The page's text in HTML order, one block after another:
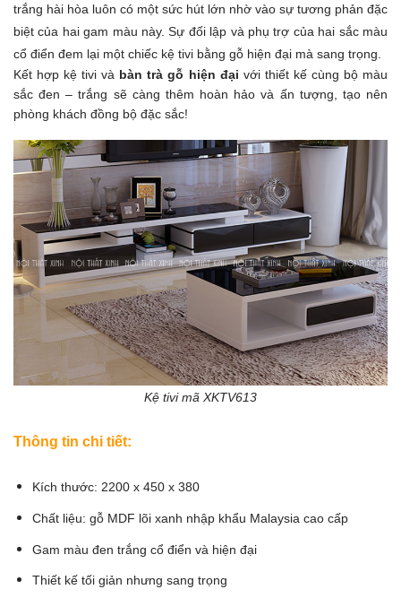
trắng hài hòa luôn có một sức hút lớn nhờ vào sự tương phản đặc
biệt của hai gam màu này. Sự đối lập và phụ trợ của hai sắc màu
cổ điển đem lại một chiếc kệ tivi bằng gỗ hiện đại mà sang trọng.
Kết hợp kệ tivi và bàn trà gỗ hiện đại với thiết kế cùng bộ màu
sắc đen – trắng sẽ càng thêm hoàn hảo và ấn tượng, tạo nên
phòng khách đồng bộ đặc sắc!
Kệ tivi mã XKTV613
Thông tin chi tiết:
Kích thước: 2200 x 450 x 380
Chất liệu: gỗ MDF lõi xanh nhập khẩu Malaysia cao cấp
Gam màu đen trắng cổ điển và hiện đại
Thiết kế tối giản nhưng sang trọng